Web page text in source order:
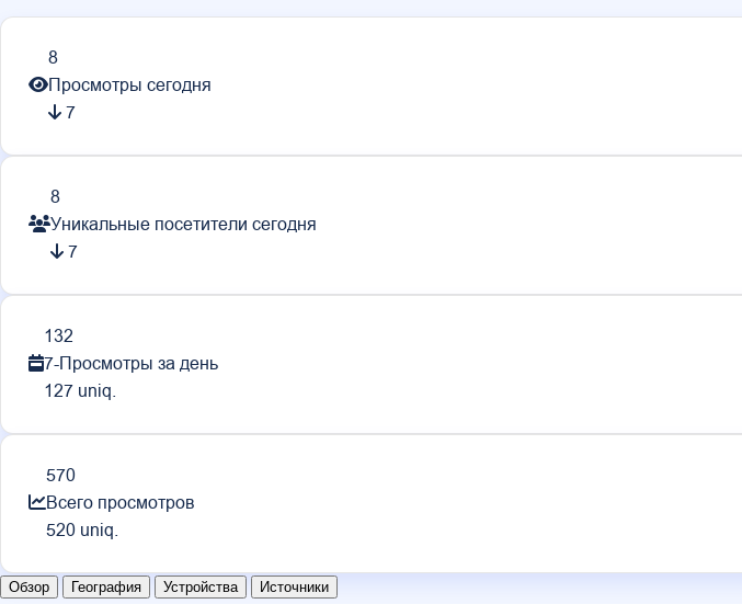
8
Просмотры сегодня
7
8
Уникальные посетители сегодня
7
132
7-Просмотры за день
127 uniq.
570
Всего просмотров
520 uniq.
Обзор География Устройства Источники